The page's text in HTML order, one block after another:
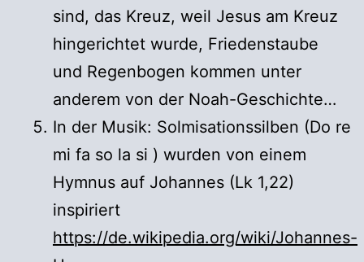
sind, das Kreuz, weil Jesus am Kreuz
hingerichtet wurde, Friedenstaube
und Regenbogen kommen unter
anderem von der Noah-Geschichte…
In der Musik: Solmisationssilben (Do re
mi fa so la si ) wurden von einem
Hymnus auf Johannes (Lk 1,22)
inspiriert
https://de.wikipedia.org/wiki/Johannes-